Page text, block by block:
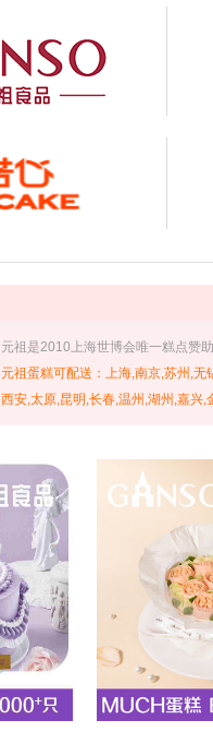
元祖是2010上海世博会唯一糕点赞
元祖蛋糕可配送：上海,南京,苏州,无
西安,太原,昆明,长春,温州,湖州,嘉兴,